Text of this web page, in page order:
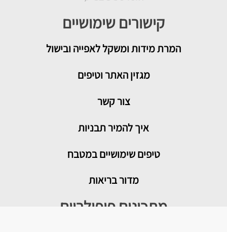
קישורים שימושיים
המרת מידות ומשקל לאפייה ובישול
מגזין האתר וטיפים
צור קשר
איך להמיר תבניות
טיפים שימושיים במטבח
מדור בריאות
מתכונים פופולריים